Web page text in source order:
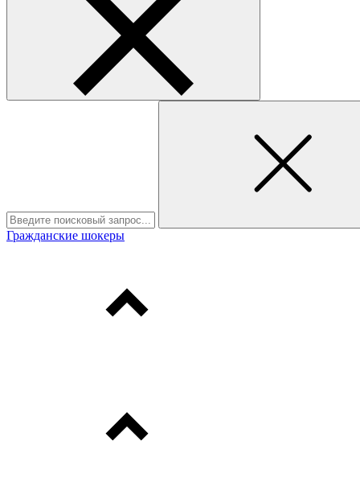
Гражданские шокеры